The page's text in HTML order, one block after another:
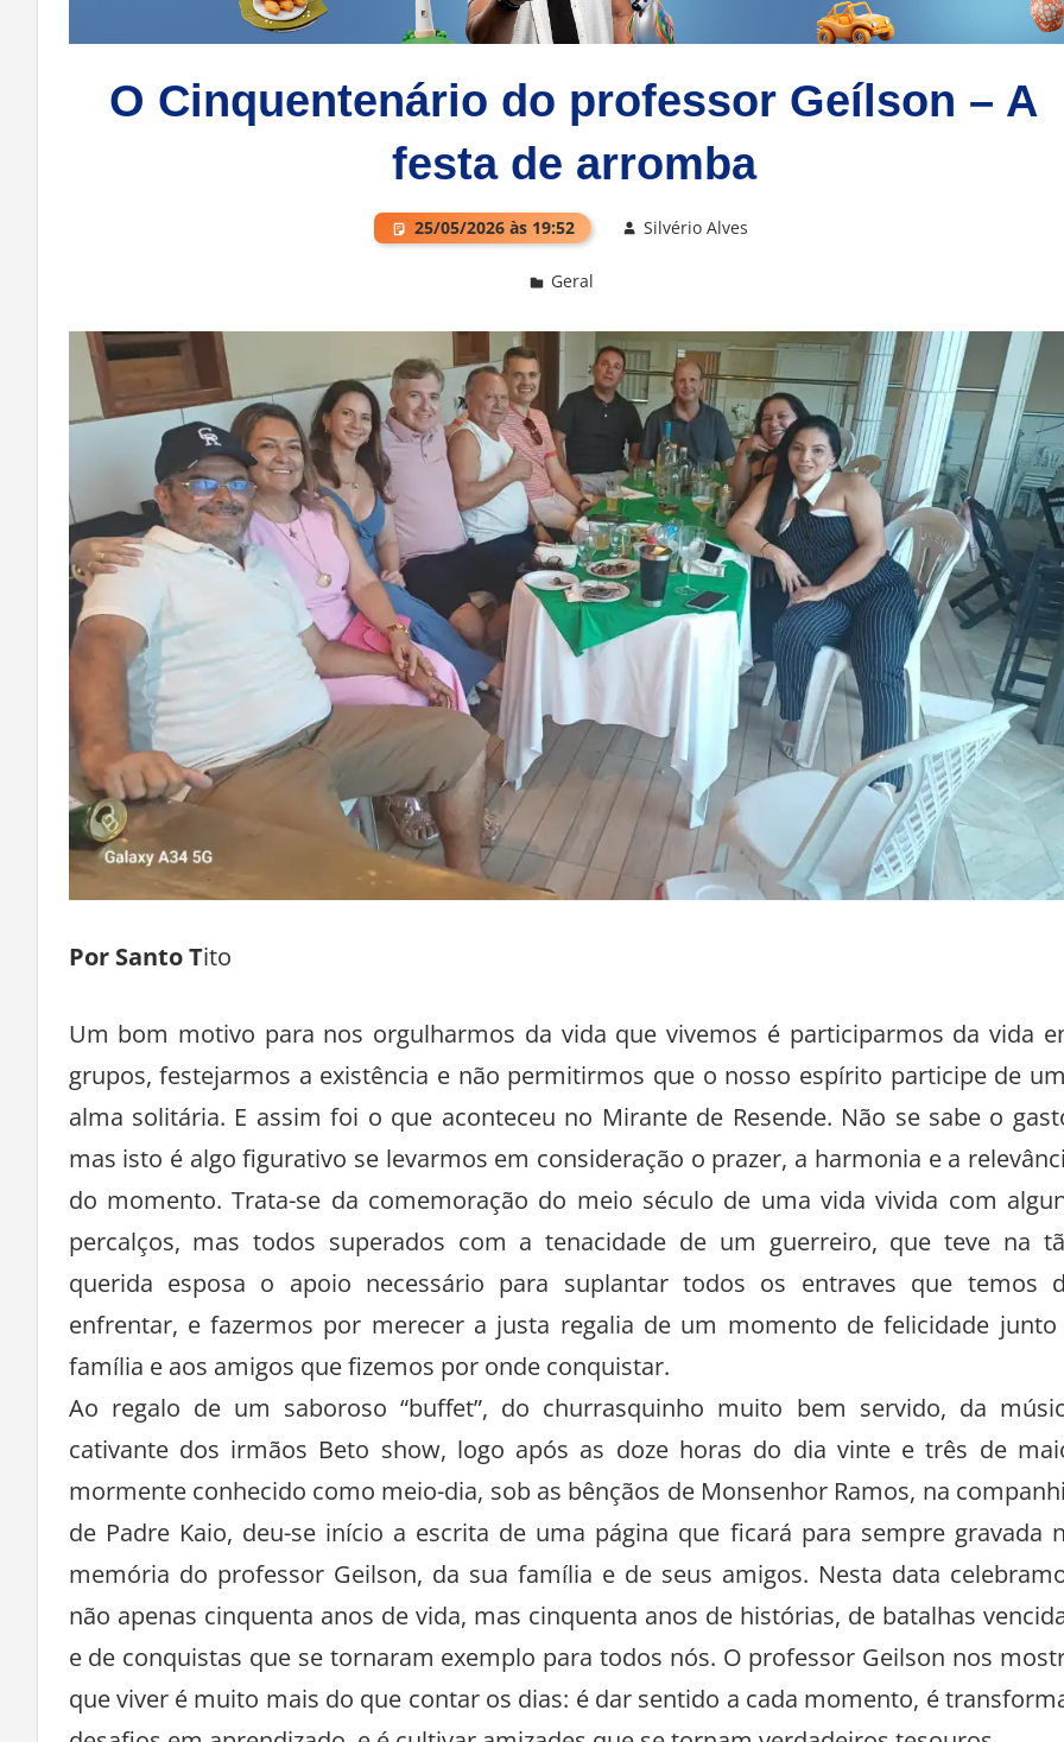
O Cinquentenário do professor Geílson – A
festa de arromba
25/05/2026 às 19:52 Silvério Alves
Geral
Por Santo Tito
Um bom motivo para nos orgulharmos da vida que vivemos é participarmos da vida
grupos, festejarmos a existência e não permitirmos que o nosso espírito participe de
alma solitária. E assim foi o que aconteceu no Mirante de Resende. Não se sabe o
mas isto é algo figurativo se levarmos em consideração o prazer, a harmonia e a
do momento. Trata-se da comemoração do meio século de uma vida vivida com
percalços, mas todos superados com a tenacidade de um guerreiro, que teve na
querida esposa o apoio necessário para suplantar todos os entraves que temos
enfrentar, e fazermos por merecer a justa regalia de um momento de felicidade junto
família e aos amigos que fizemos por onde conquistar.
Ao regalo de um saboroso “buffet”, do churrasquinho muito bem servido, da
cativante dos irmãos Beto show, logo após as doze horas do dia vinte e três de
mormente conhecido como meio-dia, sob as bênçãos de Monsenhor Ramos, na
de Padre Kaio, deu-se início a escrita de uma página que ficará para sempre gravada
memória do professor Geilson, da sua família e de seus amigos. Nesta data
não apenas cinquenta anos de vida, mas cinquenta anos de histórias, de batalhas
e de conquistas que se tornaram exemplo para todos nós. O professor Geilson nos
que viver é muito mais do que contar os dias: é dar sentido a cada momento, é